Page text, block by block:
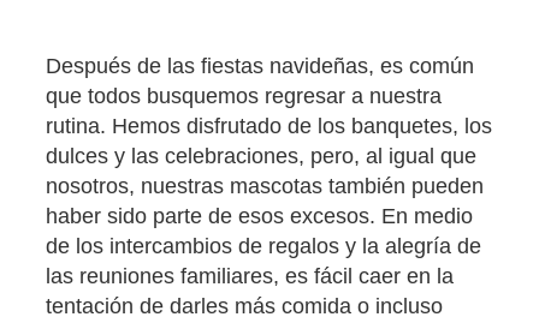
Después de las fiestas navideñas, es común
que todos busquemos regresar a nuestra
rutina. Hemos disfrutado de los banquetes, los
dulces y las celebraciones, pero, al igual que
nosotros, nuestras mascotas también pueden
haber sido parte de esos excesos. En medio
de los intercambios de regalos y la alegría de
las reuniones familiares, es fácil caer en la
tentación de darles más comida o incluso